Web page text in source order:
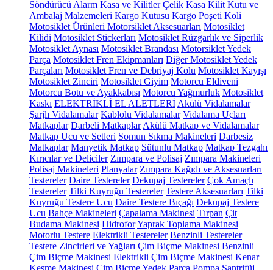
Söndürücü Alarm Kasa ve Kilitler Çelik Kasa Kilit Kutu ve
Ambalaj Malzemeleri Kargo Kutusu Kargo Poşeti Koli
Motosiklet Ürünleri Motorsiklet Aksesuarları Motosiklet
Kilidi Motosiklet Stickerları Motosiklet Rüzgarlık ve Siperlik
Motosiklet Aynası Motosiklet Brandası Motorsiklet Yedek
Parça Motosiklet Fren Ekipmanları Diğer Motosiklet Yedek
Parçaları Motosiklet Fren ve Debriyaj Kolu Motosiklet Kayışı
Motosiklet Zinciri Motosiklet Giyim Motorcu Eldiveni
Motorcu Botu ve Ayakkabısı Motorcu Yağmurluk Motosiklet
Kaskı ELEKTRİKLİ EL ALETLERİ Akülü Vidalamalar
Şarjlı Vidalamalar Kablolu Vidalamalar Vidalama Uçları
Matkaplar Darbeli Matkaplar Akülü Matkap ve Vidalamalar
Matkap Ucu ve Setleri Somun Sıkma Makineleri Darbesiz
Matkaplar Manyetik Matkap Sütunlu Matkap Matkap Tezgahı
Kırıcılar ve Deliciler Zımpara ve Polisaj Zımpara Makineleri
Polisaj Makineleri Planyalar Zımpara Kağıdı ve Aksesuarları
Testereler Daire Testereler Dekupaj Testereler Çok Amaçlı
Testereler Tilki Kuyruğu Testereler Testere Aksesuarları Tilki
Kuyruğu Testere Ucu Daire Testere Bıçağı Dekupaj Testere
Ucu Bahçe Makineleri Çapalama Makinesi Tırpan Çit
Budama Makinesi HidroforYaprak Toplama Makinesi
Motorlu Testere Elektrikli Testereler Benzinli Testereler
Testere Zincirleri ve Yağları Çim Biçme Makinesi Benzinli
Çim Biçme Makinesi Elektrikli Çim Biçme Makinesi Kenar
Kesme Makinesi Çim Biçme Yedek Parça Pompa Santrifüj